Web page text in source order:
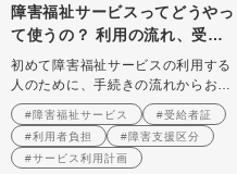
障害福祉サービスってどうやっ
て使うの？ 利用の流れ、受給
者証、利用者負担についてわか
りやすく解説！
初めて障害福祉サービスの利用する
人のために、手続きの流れからお金
の話までまるっと解説！
#障害福祉サービス
#受給者証
#利用者負担
#障害支援区分
#サービス利用計画